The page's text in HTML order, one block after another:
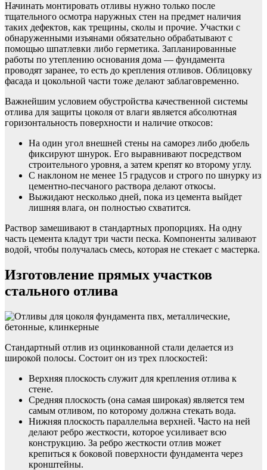
Начинать монтировать отливы нужно только после
тщательного осмотра наружных стен на предмет наличия
таких дефектов, как трещины, сколы и прочие. Участки с
обнаруженными изъянами обязательно обрабатывают с
помощью шпатлевки либо герметика. Запланированные
работы по утеплению основания дома — фундамента
проводят заранее, то есть до крепления отливов. Облицовку
фасада и цокольной части тоже делают заблаговременно.
Важнейшим условием обустройства качественной системы
отлива для защиты цоколя от влаги является абсолютная
горизонтальность поверхности и наличие откосов:
На один угол внешней стены на саморез либо дюбель
фиксируют шнурок. Его выравнивают посредством
строительного уровня, а затем крепят ко второму углу.
С наклоном не менее 15 градусов и строго по шнурку из
цементно-песчаного раствора делают откосы.
Выжидают несколько дней, пока из цемента выйдет
лишняя влага, он полностью схватится.
Раствор замешивают в стандартных пропорциях. На одну
часть цемента кладут три части песка. Компоненты заливают
водой, чтобы получалась смесь, которая не стекает с мастерка.
Изготовление прямых участков
стального отлива
Стандартный отлив из оцинкованной стали делается из
широкой полосы. Состоит он из трех плоскостей:
Верхняя плоскость служит для крепления отлива к
стене.
Средняя плоскость (она самая широкая) является тем
самым отливом, по которому должна стекать вода.
Нижняя плоскость параллельна верхней. Часто на ней
делают ребро жесткости, которое усиливает всю
конструкцию. За ребро жесткости отлив может
крепиться к боковой поверхности фундамента через
кронштейны.